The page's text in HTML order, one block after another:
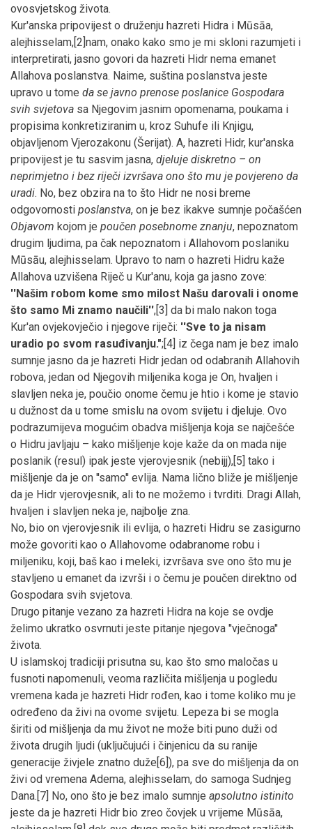
ovosvjetskog života.
Kur'anska pripovijest o druženju hazreti Hidra i Mūsāa,
alejhisselam,[2]nam, onako kako smo je mi skloni razumjeti i
interpretirati, jasno govori da hazreti Hidr nema emanet
Allahova poslanstva. Naime, suština poslanstva jeste
upravo u tome da se javno prenose poslanice Gospodara
svih svjetova sa Njegovim jasnim opomenama, poukama i
propisima konkretiziranim u, kroz Suhufe ili Knjigu,
objavljenom Vjerozakonu (Šerijat). A, hazreti Hidr, kur'anska
pripovijest je tu sasvim jasna, djeluje diskretno – on
neprimjetno i bez riječi izvršava ono što mu je povjereno da
uradi. No, bez obzira na to što Hidr ne nosi breme
odgovornosti poslanstva, on je bez ikakve sumnje počašćen
Objavom kojom je poučen posebnome znanju, nepoznatom
drugim ljudima, pa čak nepoznatom i Allahovom poslaniku
Mūsāu, alejhisselam. Upravo to nam o hazreti Hidru kaže
Allahova uzvišena Riječ u Kur'anu, koja ga jasno zove:
''Našim robom kome smo milost Našu darovali i onome
što samo Mi znamo naučili'',[3] da bi malo nakon toga
Kur'an ovjekovječio i njegove riječi: ''Sve to ja nisam
uradio po svom rasuđivanju.";[4] iz čega nam je bez imalo
sumnje jasno da je hazreti Hidr jedan od odabranih Allahovih
robova, jedan od Njegovih miljenika koga je On, hvaljen i
slavljen neka je, poučio onome čemu je htio i kome je stavio
u dužnost da u tome smislu na ovom svijetu i djeluje. Ovo
podrazumijeva mogućim obadva mišljenja koja se najčešće
o Hidru javljaju – kako mišljenje koje kaže da on mada nije
poslanik (resul) ipak jeste vjerovjesnik (nebijj),[5] tako i
mišljenje da je on ''samo'' evlija. Nama lično bliže je mišljenje
da je Hidr vjerovjesnik, ali to ne možemo i tvrditi. Dragi Allah,
hvaljen i slavljen neka je, najbolje zna.
No, bio on vjerovjesnik ili evlija, o hazreti Hidru se zasigurno
može govoriti kao o Allahovome odabranome robu i
miljeniku, koji, baš kao i meleki, izvršava sve ono što mu je
stavljeno u emanet da izvrši i o čemu je poučen direktno od
Gospodara svih svjetova.
Drugo pitanje vezano za hazreti Hidra na koje se ovdje
želimo ukratko osvrnuti jeste pitanje njegova ''vječnoga''
života.
U islamskoj tradiciji prisutna su, kao što smo maločas u
fusnoti napomenuli, veoma različita mišljenja u pogledu
vremena kada je hazreti Hidr rođen, kao i tome koliko mu je
određeno da živi na ovome svijetu. Lepeza bi se mogla
širiti od mišljenja da mu život ne može biti puno duži od
života drugih ljudi (uključujući i činjenicu da su ranije
generacije živjele znatno duže[6]), pa sve do mišljenja da on
živi od vremena Adema, alejhisselam, do samoga Sudnjeg
Dana.[7] No, ono što je bez imalo sumnje apsolutno istinito
jeste da je hazreti Hidr bio zreo čovjek u vrijeme Mūsāa,